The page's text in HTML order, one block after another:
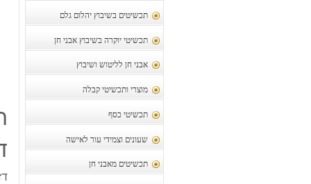
תכשיטים בשיבוץ יהלום גלם
תכשיטי יוקרה בשיבוץ אבני חן
אבני חן לליטוש ושיבוץ
מוצרי ותכשיטי קבלה
תכשיטי כסף
שעונים וצמידי עור לאישה
תכשיטים מאבני חן